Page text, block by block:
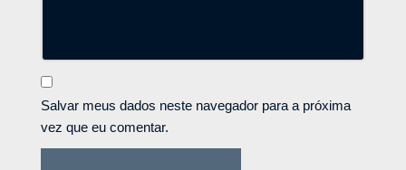
Salvar meus dados neste navegador para a próxima
vez que eu comentar.